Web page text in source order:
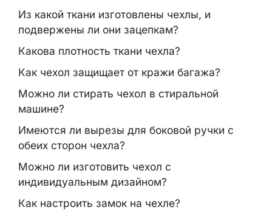
Из какой ткани изготовлены чехлы, и
подвержены ли они зацепкам?
Какова плотность ткани чехла?
Как чехол защищает от кражи багажа?
Можно ли стирать чехол в стиральной
машине?
Имеются ли вырезы для боковой ручки с
обеих сторон чехла?
Можно ли изготовить чехол с
индивидуальным дизайном?
Как настроить замок на чехле?